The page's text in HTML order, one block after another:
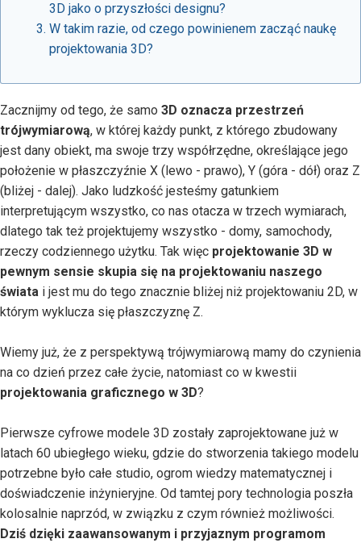
3D jako o przyszłości designu?
W takim razie, od czego powinienem zacząć naukę
projektowania 3D?
Zacznijmy od tego, że samo 3D oznacza przestrzeń
trójwymiarową, w której każdy punkt, z którego zbudowany
jest dany obiekt, ma swoje trzy współrzędne, określające jego
położenie w płaszczyźnie X (lewo - prawo), Y (góra - dół) oraz Z
(bliżej - dalej). Jako ludzkość jesteśmy gatunkiem
interpretującym wszystko, co nas otacza w trzech wymiarach,
dlatego tak też projektujemy wszystko - domy, samochody,
rzeczy codziennego użytku. Tak więc projektowanie 3D w
pewnym sensie skupia się na projektowaniu naszego
świata i jest mu do tego znacznie bliżej niż projektowaniu 2D, w
którym wyklucza się płaszczyznę Z.
Wiemy już, że z perspektywą trójwymiarową mamy do czynienia
na co dzień przez całe życie, natomiast co w kwestii
projektowania graficznego w 3D?
Pierwsze cyfrowe modele 3D zostały zaprojektowane już w
latach 60 ubiegłego wieku, gdzie do stworzenia takiego modelu
potrzebne było całe studio, ogrom wiedzy matematycznej i
doświadczenie inżynieryjne. Od tamtej pory technologia poszła
kolosalnie naprzód, w związku z czym również możliwości.
Dziś dzięki zaawansowanym i przyjaznym programom